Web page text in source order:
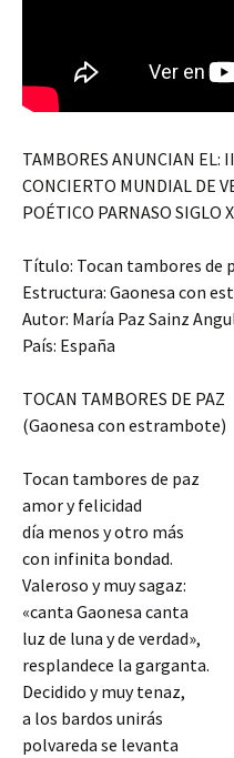
TAMBORES ANUNCIAN EL:
CONCIERTO MUNDIAL DE
POÉTICO PARNASO SIGLO
Título: Tocan tambores de
Estructura: Gaonesa con
Autor: María Paz Sainz
País: España
TOCAN TAMBORES DE PAZ
(Gaonesa con estrambote)
Tocan tambores de paz
amor y felicidad
día menos y otro más
con infinita bondad.
Valeroso y muy sagaz:
«canta Gaonesa canta
luz de luna y de verdad»,
resplandece la garganta.
Decidido y muy tenaz,
a los bardos unirás
polvareda se levanta